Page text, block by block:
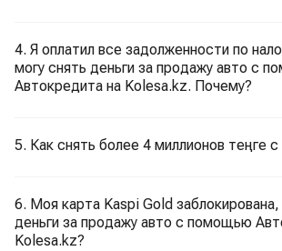
4. Я оплатил все задолженности по
могу снять деньги за продажу авто с
Автокредита на Kolesa.kz. Почему?
5. Как снять более 4 миллионов теңге
6. Моя карта Kaspi Gold заблокирована,
деньги за продажу авто с помощью
Kolesa.kz?